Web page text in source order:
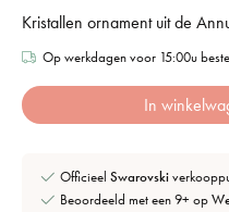
Kristallen ornament uit de
Op werkdagen voor 15:00u
In
Officieel Swarovski
Beoordeeld met een 9+ op